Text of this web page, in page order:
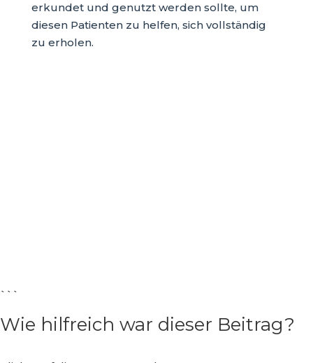
erkundet und genutzt werden sollte, um
diesen Patienten zu helfen, sich vollständig
zu erholen.
```
Wie hilfreich war dieser Beitrag?